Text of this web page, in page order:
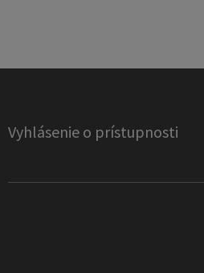
Vyhlásenie o prístupnosti